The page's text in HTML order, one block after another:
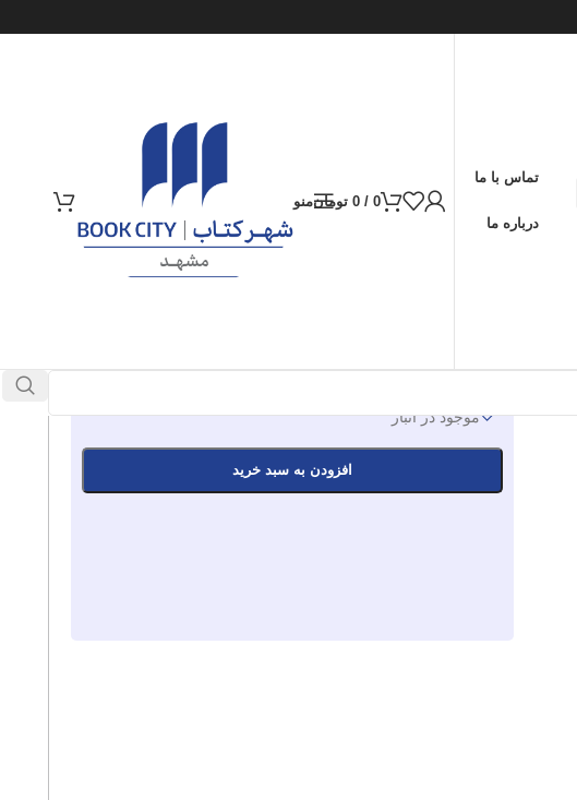
تماس با ما
درباره ما
0
/
0 تومانمنو
غول توکیو 2
موجود در انبار
افزودن به سبد خرید